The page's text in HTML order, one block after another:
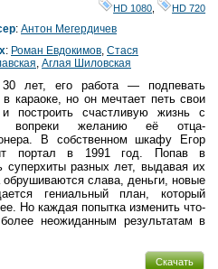
HD 1080, HD 720
: Антон Мегердичев
: Роман Евдокимов, Стася
, Аглая Шиловская
30 лет, его работа — подпевать
в караоке, но он мечтает петь свои
построить счастливую жизнь с
вопреки желанию её отца-
В собственном шкафу Егор
портал в 1991 год. Попав в
суперхиты разных лет, выдавая их
слава, деньги, новые
гениальный план, который
Но каждая попытка изменить что-
неожиданным результатам в
Скачать